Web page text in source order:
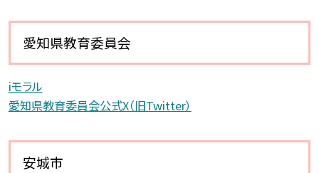
愛知県教育委員会
iモラル
愛知県教育委員会公式X（旧Twitter）
安城市